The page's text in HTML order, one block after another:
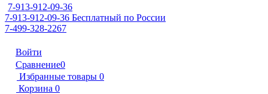
7-913-912-09-36
7-913-912-09-36 Бесплатный по России
7-499-328-2267
Войти
Сравнение0
Избранные товары 0
Корзина 0